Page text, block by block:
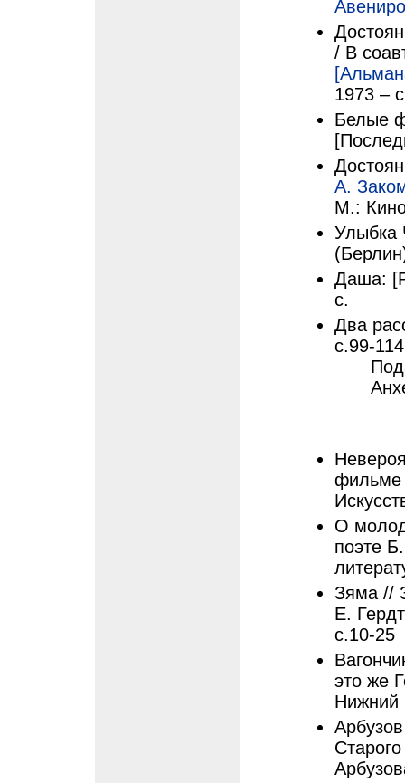
/ В
1973 –
Белые
А.
М.:
Улыбка
Даша:
с.
Два
с.99-114
фильме
О
поэте
Зяма //
Е.
с.10-25
это же
Нижний